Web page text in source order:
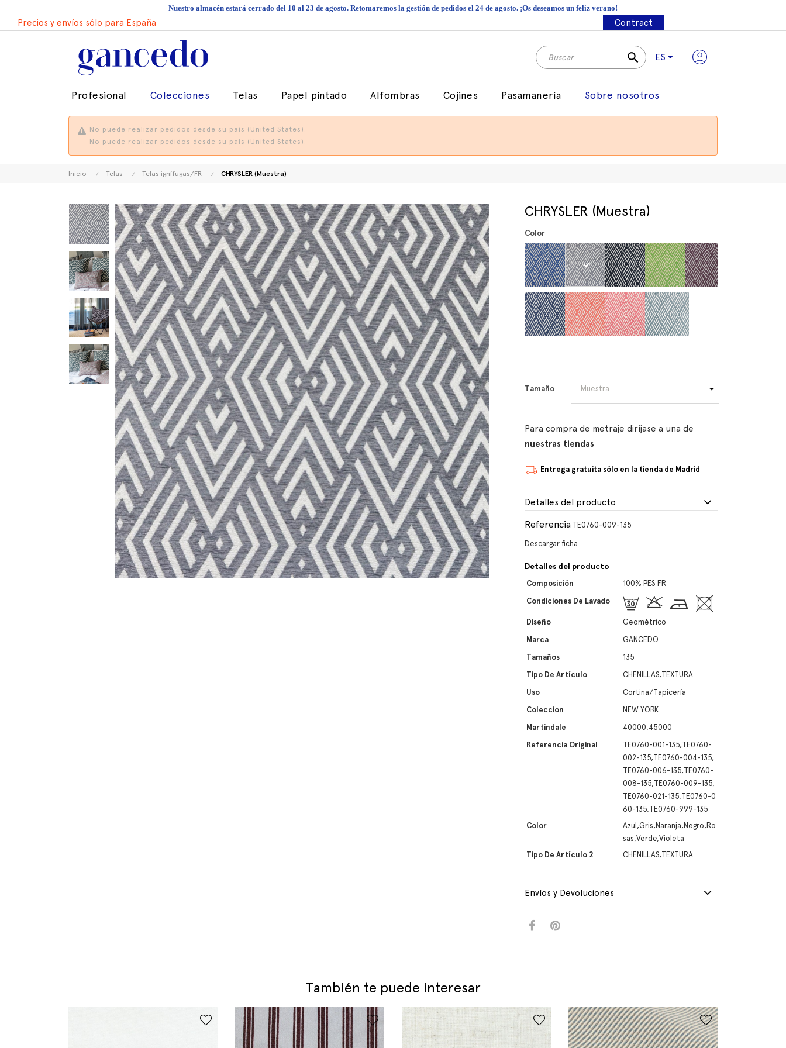
Nuestro almacén estará cerrado del 10 al 23 de agosto. Retomaremos la gestión de pedidos el 24 de agosto. ¡Os deseamos un feliz verano!
Precios y envíos sólo para España Contract
search ES
Profesional Colecciones Telas Papel pintado Alfombras Cojines Pasamanería Sobre nosotros
No puede realizar pedidos desde su país (United States).
No puede realizar pedidos desde su país (United States).
Inicio Telas Telas ignífugas/FR CHRYSLER (Muestra)
CHRYSLER (Muestra)
Color
Tamaño
Para compra de metraje diríjase a una de
nuestras tiendas
Entrega gratuita sólo en la tienda de Madrid
Detalles del producto
Referencia TE0760-009-135
Descargar ficha
Detalles del producto
Composición
100% PES FR
Condiciones De Lavado
Diseño
Geométrico
Marca
GANCEDO
Tamaños
135
Tipo De Artículo
CHENILLAS,TEXTURA
Uso
Cortina/Tapicería
Coleccion
NEW YORK
Martindale
40000,45000
Referencia Original
TE0760-001-135,TE0760-
002-135,TE0760-004-135,
TE0760-006-135,TE0760-
008-135,TE0760-009-135,
TE0760-021-135,TE0760-0
60-135,TE0760-999-135
Color
Azul,Gris,Naranja,Negro,Ro
sas,Verde,Violeta
Tipo De Artículo 2
CHENILLAS,TEXTURA
Envíos y Devoluciones
También te puede interesar